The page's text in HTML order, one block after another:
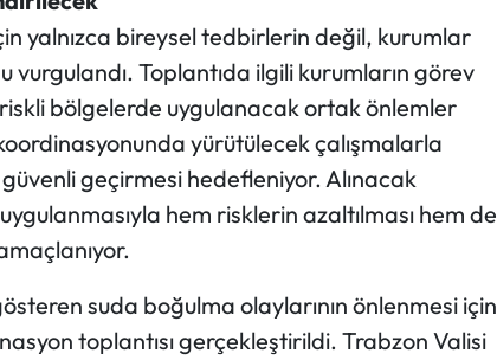
yalnızca bireysel tedbirlerin değil, kurumlar
vurgulandı. Toplantıda ilgili kurumların görev
bölgelerde uygulanacak ortak önlemler
yürütülecek çalışmalarla
geçirmesi hedefleniyor. Alınacak
hem risklerin azaltılması hem de
suda boğulma olaylarının önlenmesi için
toplantısı gerçekleştirildi. Trabzon Valisi